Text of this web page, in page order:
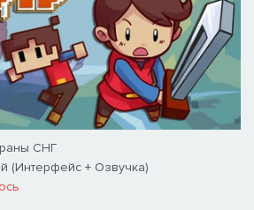
СНГ
(Интерфейс + Озвучка)